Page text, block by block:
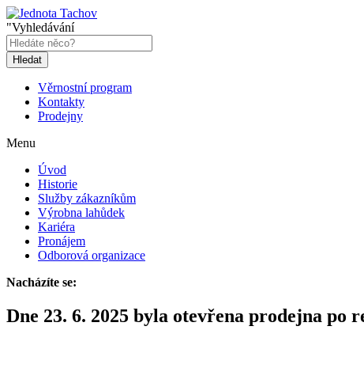
"Vyhledávání
Hledat
Věrnostní program
Kontakty
Prodejny
Menu
Úvod
Historie
Služby zákazníkům
Výrobna lahůdek
Kariéra
Pronájem
Odborová organizace
Nacházíte se:
Dne 23. 6. 2025 byla otevřena prodejna